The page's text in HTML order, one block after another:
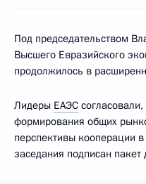
Под председательством
Высшего Евразийского
продолжилось в
Лидеры ЕАЭС
формирования общих
перспективы кооперации
заседания подписан пакет